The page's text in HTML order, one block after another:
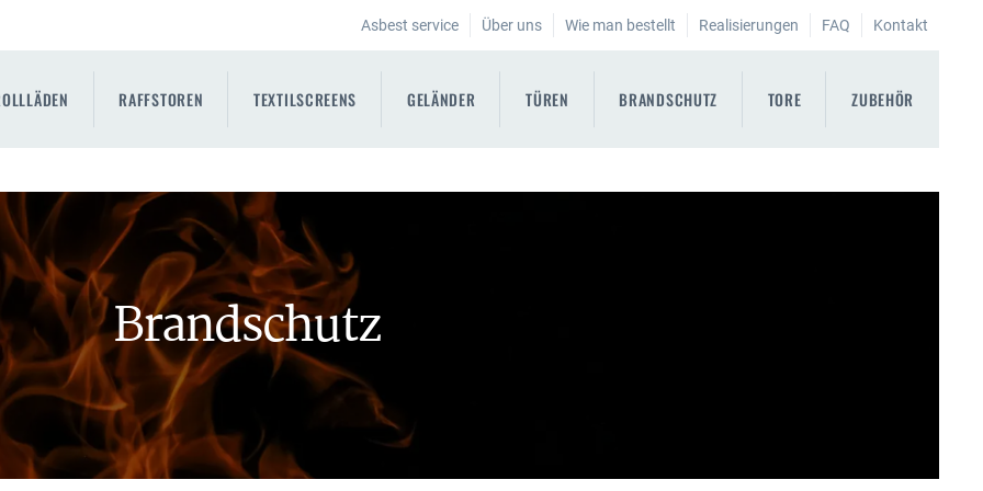
Asbest service Über uns Wie man bestellt Realisierungen FAQ Kontakt
RAFFSTOREN TEXTILSCREENS GELÄNDER TÜREN BRANDSCHUTZ TORE ZUBEHÖR
Brandschutz